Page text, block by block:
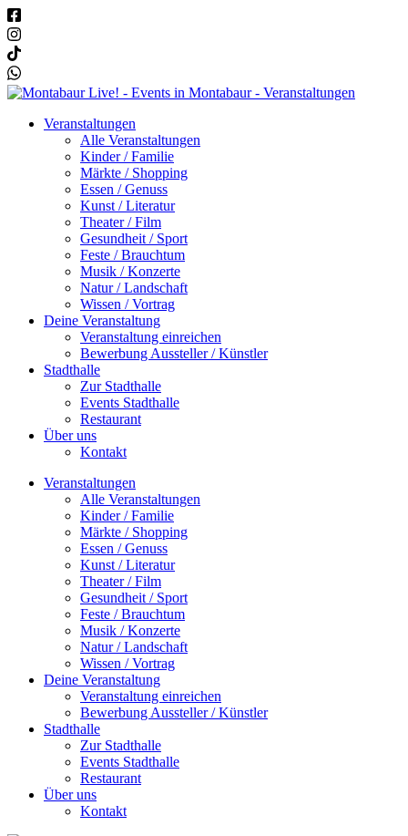
Veranstaltungen
Alle Veranstaltungen
Kinder / Familie
Märkte / Shopping
Essen / Genuss
Kunst / Literatur
Theater / Film
Gesundheit / Sport
Feste / Brauchtum
Musik / Konzerte
Natur / Landschaft
Wissen / Vortrag
Deine Veranstaltung
Veranstaltung einreichen
Bewerbung Aussteller / Künstler
Stadthalle
Zur Stadthalle
Events Stadthalle
Restaurant
Über uns
Kontakt
Veranstaltungen
Alle Veranstaltungen
Kinder / Familie
Märkte / Shopping
Essen / Genuss
Kunst / Literatur
Theater / Film
Gesundheit / Sport
Feste / Brauchtum
Musik / Konzerte
Natur / Landschaft
Wissen / Vortrag
Deine Veranstaltung
Veranstaltung einreichen
Bewerbung Aussteller / Künstler
Stadthalle
Zur Stadthalle
Events Stadthalle
Restaurant
Über uns
Kontakt